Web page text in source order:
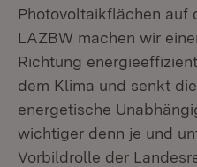
Photovoltaikflächen auf
LAZBW machen wir
Richtung
dem Klima und senkt
energetische
wichtiger denn je und
Vorbildrolle der